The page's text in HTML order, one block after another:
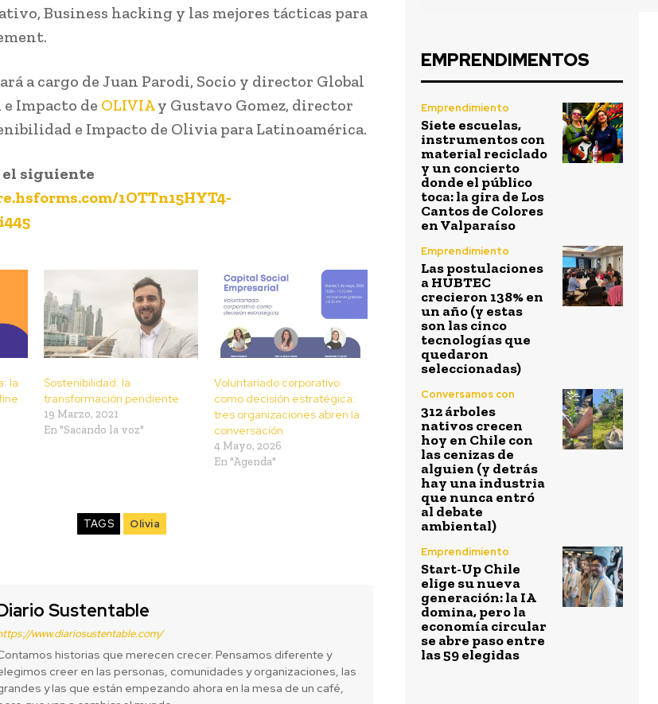
Business hacking y las mejores tácticas para
a cargo de Juan Parodi, Socio y director Global
Impacto de OLIVIAy Gustavo Gomez, director
e Impacto de Olivia para Latinoamérica.
el siguiente
1OTTn15HYT4-
la
Sostenibilidad: la
transformación pendiente
19 Marzo, 2021
En "Sacando la voz"
Voluntariado corporativo
como decisión estratégica:
tres organizaciones abren la
conversación
4 Mayo, 2026
En "Agenda"
TAGS Olivia
Sustentable
www.diariosustentable.com/
historias que merecen crecer. Pensamos diferente y
creer en las personas, comunidades y organizaciones, las
y las que están empezando ahora en la mesa de un café,
EMPRENDIMENTOS
Emprendimiento
Siete escuelas,
instrumentos con
material reciclado
y un concierto
donde el público
toca: la gira de Los
Cantos de Colores
en Valparaíso
Emprendimiento
Las postulaciones
a HUBTEC
crecieron 138% en
un año (y estas
son las cinco
tecnologías que
quedaron
seleccionadas)
Conversamos con
312 árboles
nativos crecen
hoy en Chile con
las cenizas de
alguien (y detrás
hay una industria
que nunca entró
al debate
ambiental)
Emprendimiento
Start-Up Chile
elige su nueva
generación: la IA
domina, pero la
economía circular
se abre paso entre
las 59 elegidas